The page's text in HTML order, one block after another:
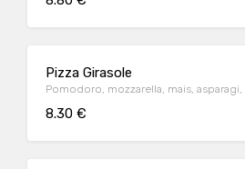
Pizza Girasole
Pomodoro, mozzarella, mais,
8.30 €